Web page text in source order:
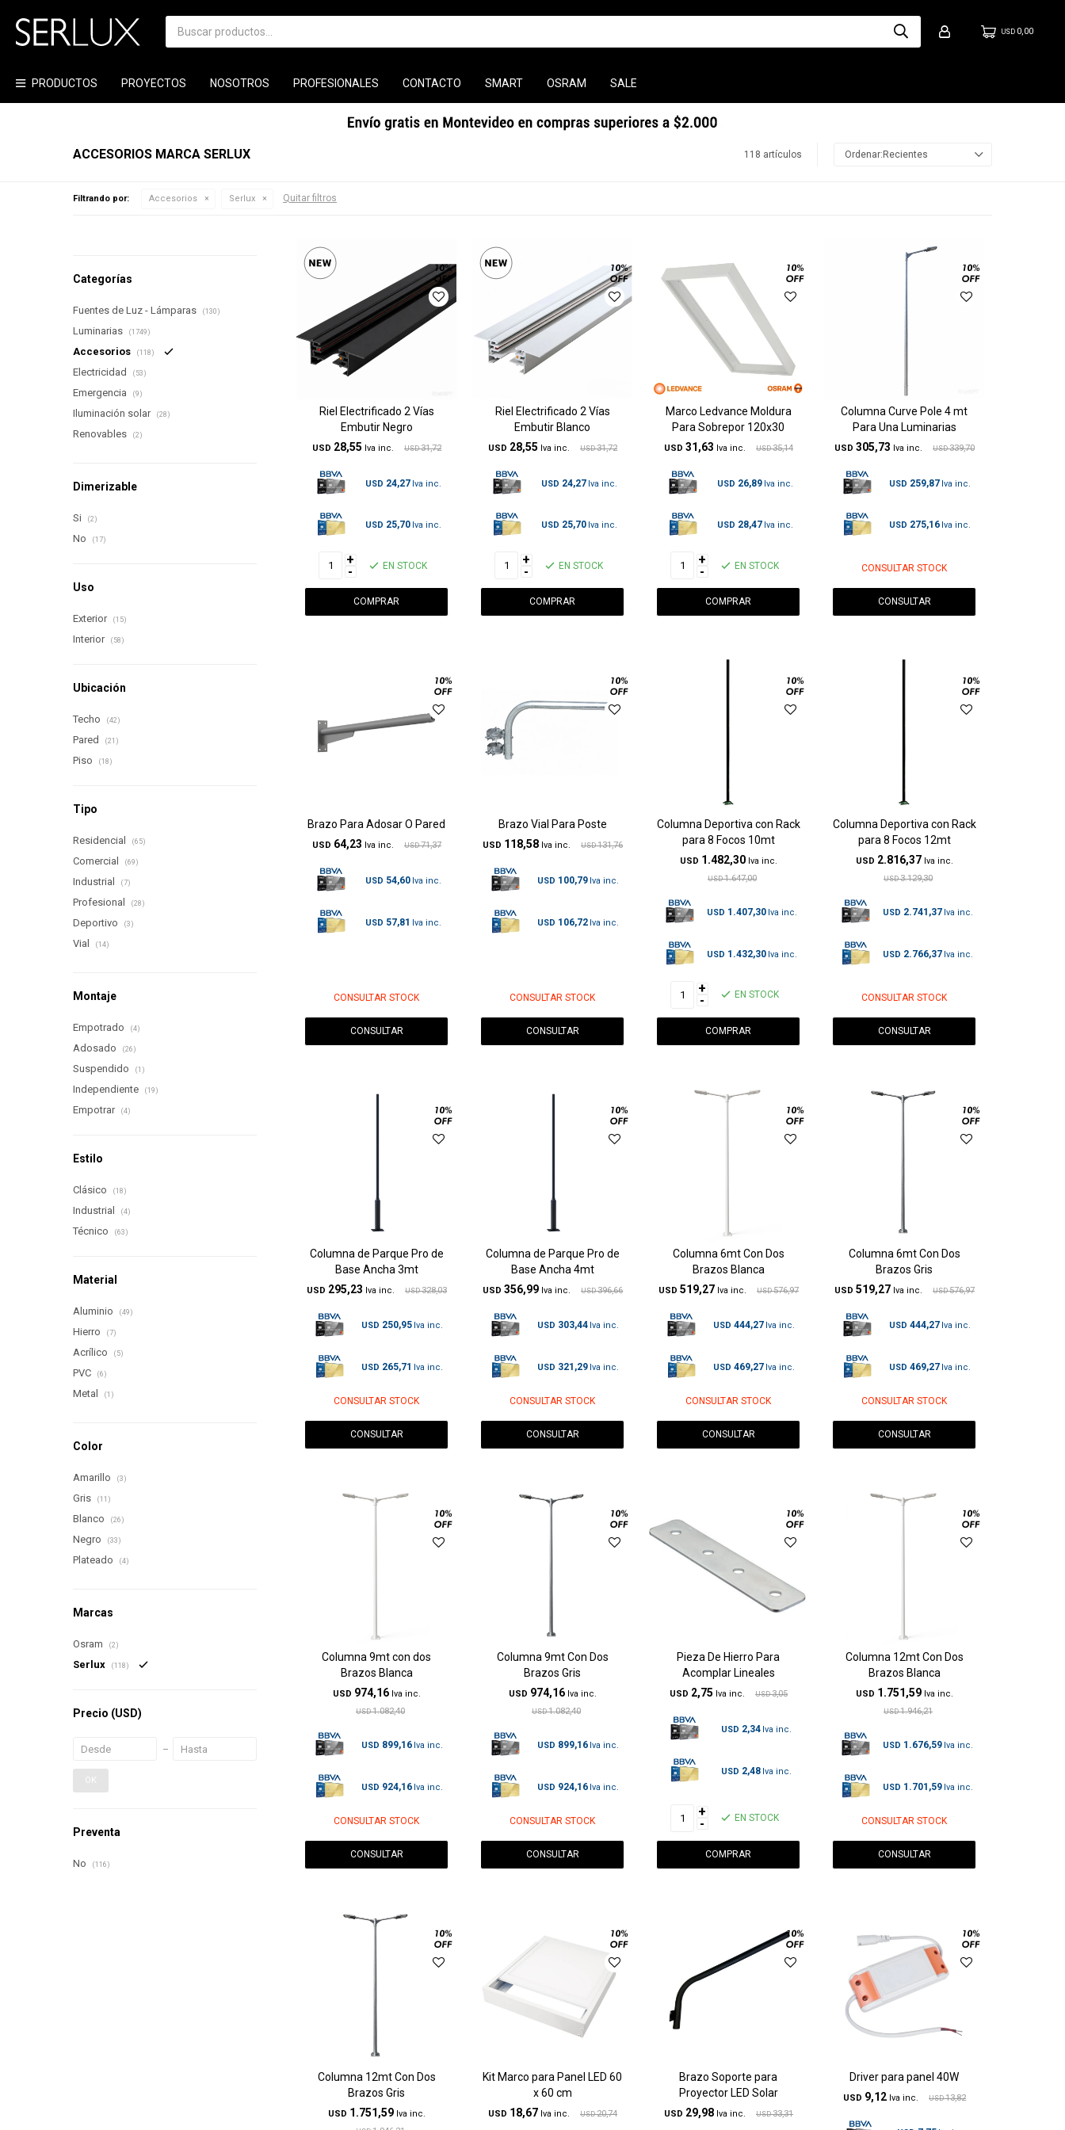
PRODUCTOS PROYECTOS NOSOTROS PROFESIONALES CONTACTO SMART OSRAM SALE
USD 0,00
ACCESORIOS MARCA SERLUX 118 artículos Recientes
Filtrando por: Accesorios Serlux Quitar filtros
Riel Electrificado 2 Vías
Embutir Negro
USD 28,55 USD 31,72
USD 24,27
USD 25,70
+
- EN STOCK
Riel Electrificado 2 Vías
Embutir Blanco
USD 28,55 USD 31,72
USD 24,27
USD 25,70
+
- EN STOCK
Marco Ledvance Moldura
Para Sobrepor 120x30
USD 31,63 USD 35,14
USD 26,89
USD 28,47
+
- EN STOCK
Columna Curve Pole 4 mt
Para Una Luminarias
USD 305,73 USD 339,70
USD 259,87
USD 275,16
CONSULTAR STOCK
CONSULTAR
Brazo Para Adosar O Pared
USD 64,23 USD 71,37
USD 54,60
USD 57,81
CONSULTAR STOCK
CONSULTAR
Brazo Vial Para Poste
USD 118,58 USD 131,76
USD 100,79
USD 106,72
CONSULTAR STOCK
CONSULTAR
Columna Deportiva con Rack
para 8 Focos 10mt
USD 1.482,30
USD 1.647,00
USD 1.407,30
USD 1.432,30
+
- EN STOCK
Columna Deportiva con Rack
para 8 Focos 12mt
USD 2.816,37
USD 3.129,30
USD 2.741,37
USD 2.766,37
CONSULTAR STOCK
CONSULTAR
Columna de Parque Pro de
Base Ancha 3mt
USD 295,23 USD 328,03
USD 250,95
USD 265,71
CONSULTAR STOCK
CONSULTAR
Columna de Parque Pro de
Base Ancha 4mt
USD 356,99 USD 396,66
USD 303,44
USD 321,29
CONSULTAR STOCK
CONSULTAR
Columna 6mt Con Dos
Brazos Blanca
USD 519,27 USD 576,97
USD 444,27
USD 469,27
CONSULTAR STOCK
CONSULTAR
Columna 6mt Con Dos
Brazos Gris
USD 519,27 USD 576,97
USD 444,27
USD 469,27
CONSULTAR STOCK
CONSULTAR
Columna 9mt con dos
Brazos Blanca
USD 974,16
USD 1.082,40
USD 899,16
USD 924,16
CONSULTAR STOCK
CONSULTAR
Columna 9mt Con Dos
Brazos Gris
USD 974,16
USD 1.082,40
USD 899,16
USD 924,16
CONSULTAR STOCK
CONSULTAR
Pieza De Hierro Para
Acomplar Lineales
USD 2,75 USD 3,05
USD 2,34
USD 2,48
+
- EN STOCK
Columna 12mt Con Dos
Brazos Blanca
USD 1.751,59
USD 1.946,21
USD 1.676,59
USD 1.701,59
CONSULTAR STOCK
CONSULTAR
Columna 12mt Con Dos
Brazos Gris
USD 1.751,59
Kit Marco para Panel LED 60
x 60 cm
USD 18,67 USD 20,74
Brazo Soporte para
Proyector LED Solar
USD 29,98 USD 33,31
Driver para panel 40W
USD 9,12 USD 13,82
Categorías
Fuentes de Luz - Lámparas (130)
Luminarias (1749)
Accesorios (118)
Electricidad (53)
Emergencia (9)
Iluminación solar (28)
Renovables (2)
Uso
Exterior (15)
Interior (58)
Ubicación
Techo (42)
Pared (21)
Piso (18)
Tipo
Residencial (65)
Comercial (69)
Industrial (7)
Profesional (28)
Deportivo (3)
Vial (14)
Montaje
Empotrado (4)
Adosado (26)
Suspendido (1)
Independiente (19)
Empotrar (4)
Estilo
Clásico (18)
Industrial (4)
Técnico (63)
Material
Aluminio (49)
Hierro (7)
Acrílico (5)
PVC (6)
Metal (1)
Color
Amarillo (3)
Gris (11)
Blanco (26)
Negro (33)
Plateado (4)
Marcas
Osram (2)
Serlux (118)
Precio (USD)
OK
Preventa
No (116)
Dimerizable
Si (2)
No (17)